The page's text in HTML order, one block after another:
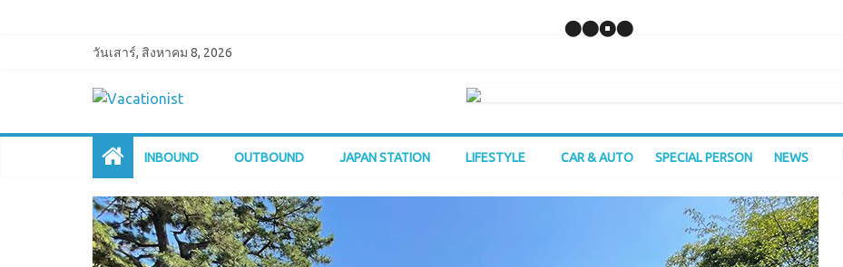
วันเสาร์, สิงหาคม 8, 2026
INBOUND OUTBOUND JAPAN STATION LIFESTYLE CAR & AUTO SPECIAL PERSON NEWS